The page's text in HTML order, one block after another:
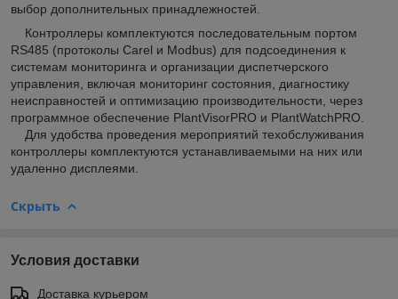
выбор дополнительных принадлежностей.
Контроллеры комплектуются последовательным портом
RS485 (протоколы Carel и Modbus) для подсоединения к
системам мониторинга и организации диспетчерского
управления, включая мониторинг состояния, диагностику
неисправностей и оптимизацию производительности, через
программное обеспечение PlantVisorPRO и PlantWatchPRO.
Для удобства проведения мероприятий техобслуживания
контроллеры комплектуются устанавливаемыми на них или
удаленно дисплеями.
Скрыть
Условия доставки
Доставка курьером